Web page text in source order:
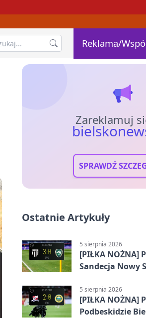
Reklama/
Zareklamuj
SPRAWDŹ
Ostatnie Artykuły
5 sierpnia 2026
[PIŁKA NOŻNA]
Sandecja Nowy
5 sierpnia 2026
[PIŁKA NOŻNA]
Podbeskidzie